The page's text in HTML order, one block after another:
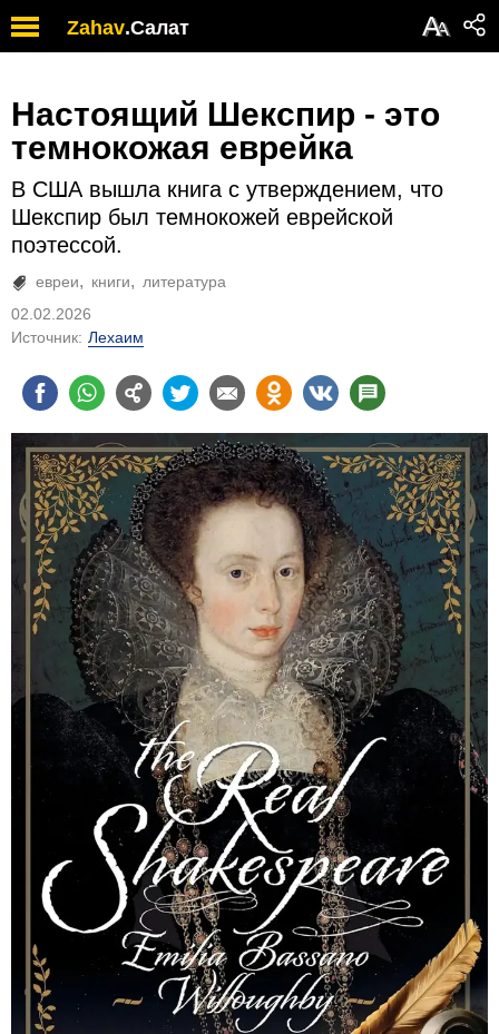
Zahav.Салат АА
Настоящий Шекспир - это
темнокожая еврейка
В США вышла книга с утверждением, что
Шекспир был темнокожей еврейской
поэтессой.
евреи книги
литература
02.02.2026
Источник: Лехаим